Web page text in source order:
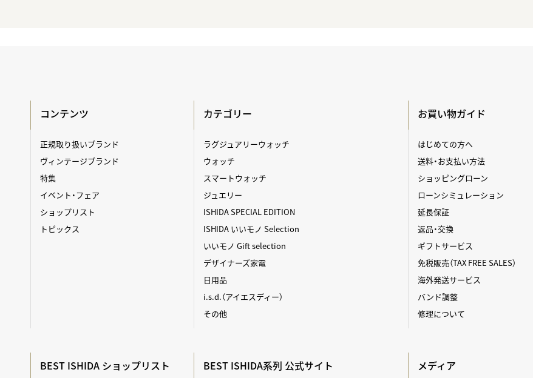
コンテンツ
正規取り扱いブランド
ヴィンテージブランド
特集
イベント・フェア
ショップリスト
トピックス
カテゴリー
ラグジュアリーウォッチ
ウォッチ
スマートウォッチ
ジュエリー
ISHIDA SPECIAL EDITION
ISHIDA いいモノ Selection
いいモノ Gift selection
デザイナーズ家電
日用品
i.s.d.（アイエスディー）
その他
お買い物ガイド
はじめての方へ
送料・お支払い方法
ショッピングローン
ローンシミュレーション
延長保証
返品・交換
ギフトサービス
免税販売（TAX FREE SALES）
海外発送サービス
バンド調整
修理について
BEST ISHIDA ショップリスト BEST ISHIDA系列 公式サイト メディア